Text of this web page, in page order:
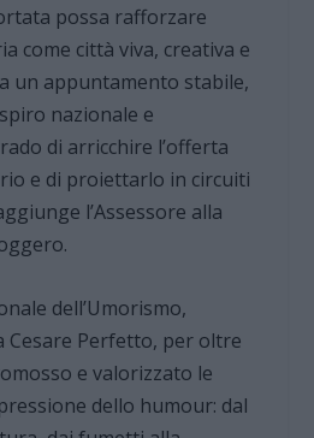
possa rafforzare
come città viva, creativa e
un appuntamento stabile,
nazionale e
di arricchire l’offerta
e di proiettarlo in circuiti
l’Assessore alla
dell’Umorismo,
Cesare Perfetto, per oltre
e valorizzato le
dello humour: dal